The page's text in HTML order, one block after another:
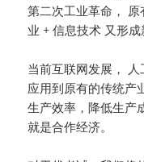
第二次工业革命，
业 + 信息技术 又形成
当前互联网发展， 人
应用到原有的传统产
生产效率，降低生产
就是合作经济。